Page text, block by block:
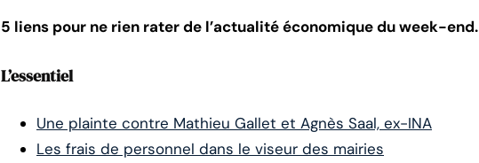
5 liens pour ne rien rater de l’actualité économique du week-end.
L’essentiel
Une plainte contre Mathieu Gallet et Agnès Saal, ex-INA
Les frais de personnel dans le viseur des mairies